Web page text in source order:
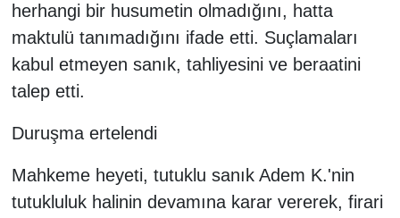
herhangi bir husumetin olmadığını, hatta
maktulü tanımadığını ifade etti. Suçlamaları
kabul etmeyen sanık, tahliyesini ve beraatini
talep etti.
Duruşma ertelendi
Mahkeme heyeti, tutuklu sanık Adem K.'nin
tutukluluk halinin devamına karar vererek, firari